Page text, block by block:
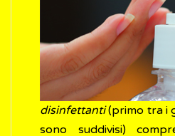
disinfettanti(primo tra i
sono suddivisi)